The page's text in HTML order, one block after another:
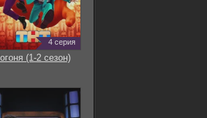
4 серия
(1-2 сезон)